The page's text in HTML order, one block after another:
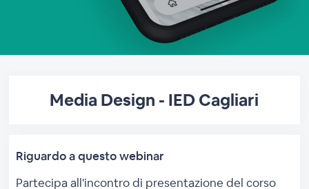
Media Design - IED Cagliari
Riguardo a questo webinar
Partecipa all'incontro di presentazione del corso